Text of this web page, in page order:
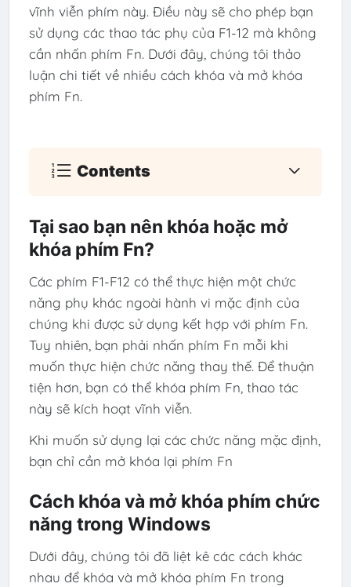
vĩnh viễn phím này. Điều này sẽ cho phép bạn
sử dụng các thao tác phụ của F1-12 mà không
cần nhấn phím Fn. Dưới đây, chúng tôi thảo
luận chi tiết về nhiều cách khóa và mở khóa
phím Fn.
Contents
Tại sao bạn nên khóa hoặc mở
khóa phím Fn?
Các phím F1-F12 có thể thực hiện một chức
năng phụ khác ngoài hành vi mặc định của
chúng khi được sử dụng kết hợp với phím Fn.
Tuy nhiên, bạn phải nhấn phím Fn mỗi khi
muốn thực hiện chức năng thay thế. Để thuận
tiện hơn, bạn có thể khóa phím Fn, thao tác
này sẽ kích hoạt vĩnh viễn.
Khi muốn sử dụng lại các chức năng mặc định,
bạn chỉ cần mở khóa lại phím Fn
Cách khóa và mở khóa phím chức
năng trong Windows
Dưới đây, chúng tôi đã liệt kê các cách khác
nhau để khóa và mở khóa phím Fn trong